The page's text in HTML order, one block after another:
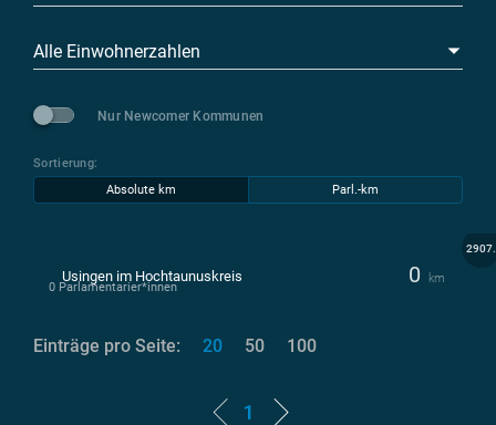
Alle Einwohnerzahlen
Nur Newcomer Kommunen
Sortierung:
Absolute km
Parl.-km
2907.
Usingen im Hochtaunuskreis 0 km
0 Parlamentarier*innen
1
Einträge pro Seite: 20 50 100